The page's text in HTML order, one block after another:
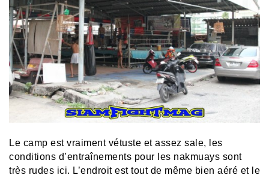
Le camp est vraiment vétuste et assez sale, les
conditions d’entraînements pour les nakmuays sont
très rudes ici. L’endroit est tout de même bien aéré et le